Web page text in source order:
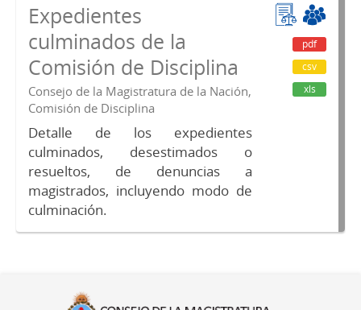
Expedientes
culminados de la
Comisión de Disciplina
Consejo de la Magistratura de la Nación,
Comisión de Disciplina
Detalle de los expedientes
culminados, desestimados o
resueltos, de denuncias a
magistrados, incluyendo modo de
culminación.
pdf
csv
xls